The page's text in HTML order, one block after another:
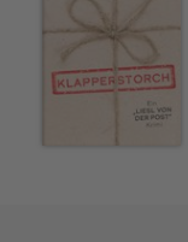
»perfekten
besondere